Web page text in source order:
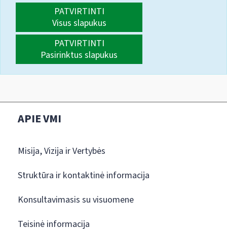
PATVIRTINTI
Visus slapukus
PATVIRTINTI
Pasirinktus slapukus
APIE VMI
Misija, Vizija ir Vertybės
Struktūra ir kontaktinė informacija
Konsultavimasis su visuomene
Teisinė informacija